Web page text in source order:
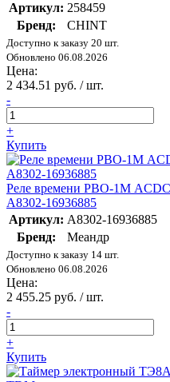
Артикул: 258459
Бренд:
CHINT
Доступно к заказу 20 шт.
Обновлено 06.08.2026
Цена:
2 434.51 руб. / шт.
-
+
Купить
Реле времени РВО-1М
A8302-16936885
Артикул: A8302-16936885
Бренд:
Меандр
Доступно к заказу 14 шт.
Обновлено 06.08.2026
Цена:
2 455.25 руб. / шт.
-
+
Купить